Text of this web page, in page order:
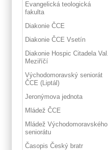
Evangelická teologická
fakulta
Diakonie ČCE
Diakonie ČCE Vsetín
Diakonie Hospic Citadela Val.
Meziříčí
Východomoravský seniorát
ČCE (Liptál)
Jeronýmova jednota
Mládež ČCE
Mládež Východomoravského
seniorátu
Časopis Český bratr